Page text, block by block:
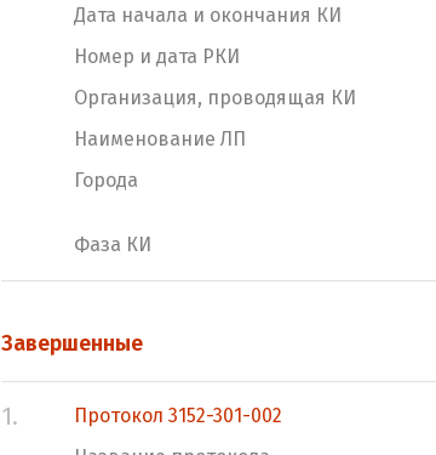
Дата начала и окончания КИ
Номер и дата РКИ
Организация, проводящая КИ
Наименование ЛП
Города
Фаза КИ
Завершенные
1.
Протокол 3152-301-002